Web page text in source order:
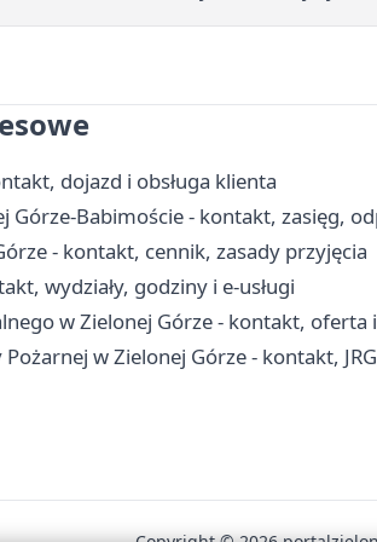
dojazd i obsługa klienta
Górze-Babimoście - kontakt, zasięg,
- kontakt, cennik, zasady przyjęcia
wydziały, godziny i e-usługi
w Zielonej Górze - kontakt, oferta
w Zielonej Górze - kontakt,